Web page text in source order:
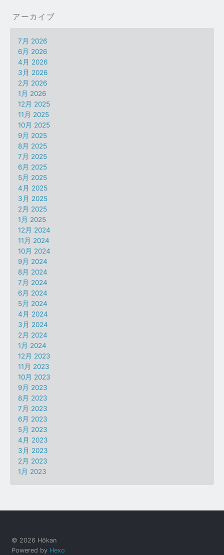
アーカイブ
7月 2026
6月 2026
4月 2026
3月 2026
2月 2026
1月 2026
12月 2025
11月 2025
10月 2025
9月 2025
8月 2025
7月 2025
6月 2025
5月 2025
4月 2025
3月 2025
2月 2025
1月 2025
12月 2024
11月 2024
10月 2024
9月 2024
8月 2024
7月 2024
6月 2024
5月 2024
4月 2024
3月 2024
2月 2024
1月 2024
12月 2023
11月 2023
10月 2023
9月 2023
8月 2023
7月 2023
6月 2023
5月 2023
4月 2023
3月 2023
2月 2023
1月 2023
© 2026 Hōkan
Powered by Hexo